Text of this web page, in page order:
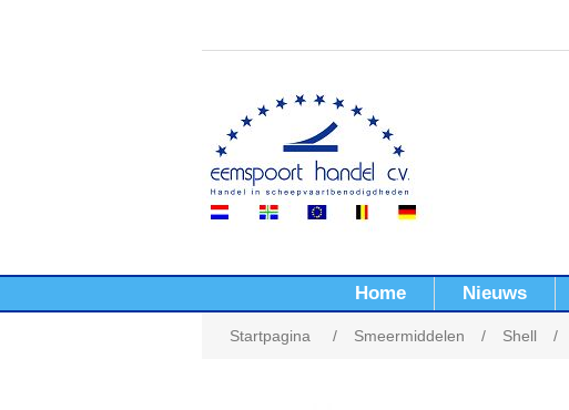
Home Nieuws
Startpagina / Smeermiddelen / Shell /